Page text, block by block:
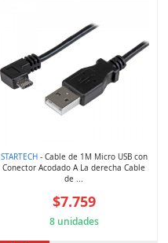
STARTECH- Cable de 1M Micro USB con
Conector Acodado A La derecha Cable
de ...
$7.759
8 unidades